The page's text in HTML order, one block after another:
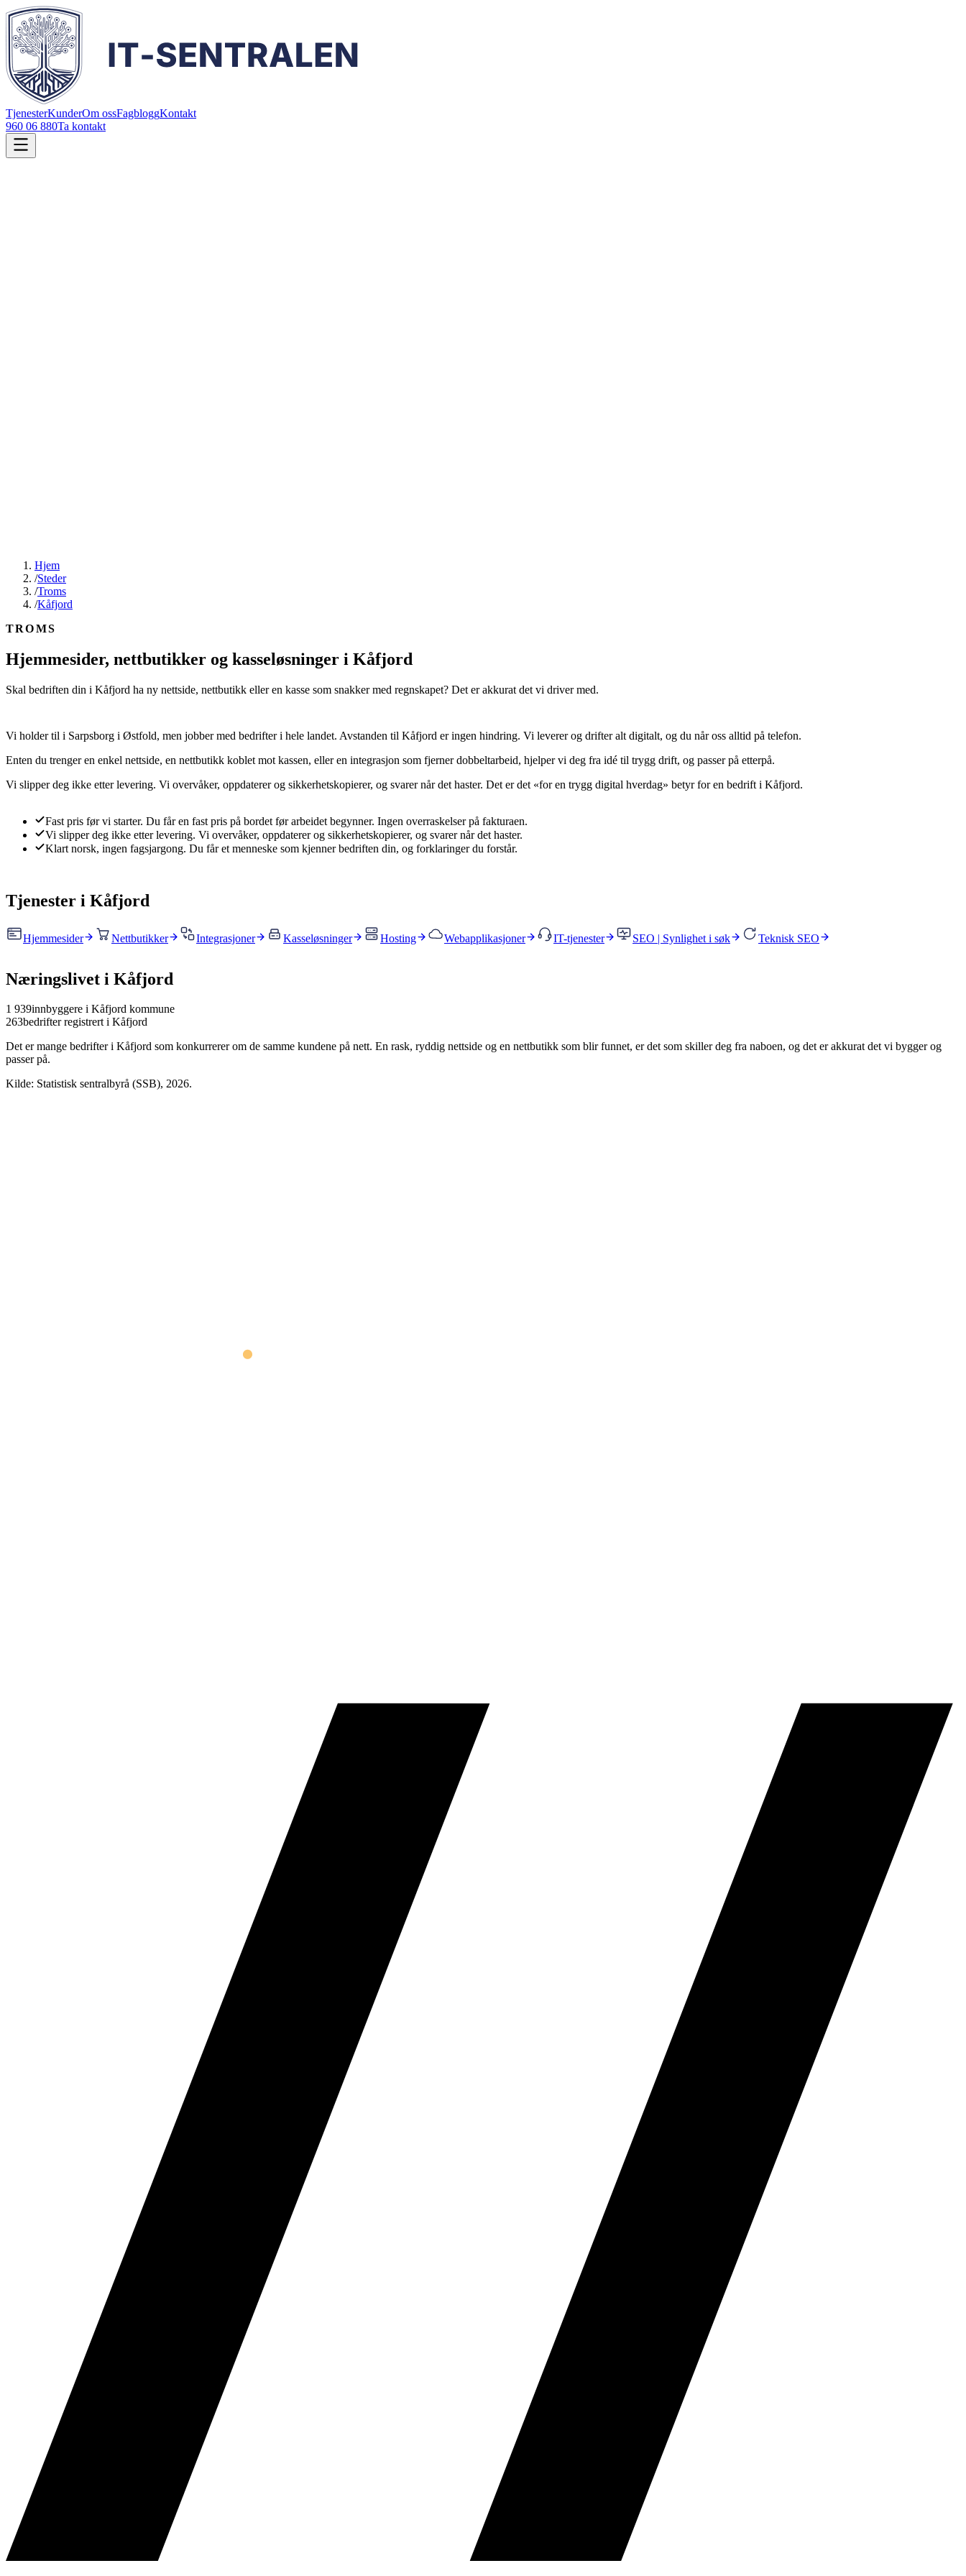
TjenesterKunderOm ossFagbloggKontakt
960 06 880Ta kontakt
Hjem
/Steder
/Troms
/Kåfjord
TROMS
Hjemmesider, nettbutikker og kasseløsninger i Kåfjord
Skal bedriften din i Kåfjord ha ny nettside, nettbutikk eller en kasse som snakker med regnskapet? Det er akkurat det vi driver med.
Vi holder til i Sarpsborg i Østfold, men jobber med bedrifter i hele landet. Avstanden til Kåfjord er ingen hindring. Vi leverer og drifter alt digitalt, og du når oss alltid på telefon.
Enten du trenger en enkel nettside, en nettbutikk koblet mot kassen, eller en integrasjon som fjerner dobbeltarbeid, hjelper vi deg fra idé til trygg drift, og passer på etterpå.
Vi slipper deg ikke etter levering. Vi overvåker, oppdaterer og sikkerhetskopierer, og svarer når det haster. Det er det «for en trygg digital hverdag» betyr for en bedrift i Kåfjord.
Fast pris før vi starter. Du får en fast pris på bordet før arbeidet begynner. Ingen overraskelser på fakturaen.
Vi slipper deg ikke etter levering. Vi overvåker, oppdaterer og sikkerhetskopierer, og svarer når det haster.
Klart norsk, ingen fagsjargong. Du får et menneske som kjenner bedriften din, og forklaringer du forstår.
Tjenester i Kåfjord
Hjemmesider Nettbutikker Integrasjoner Kasseløsninger Hosting Webapplikasjoner IT-tjenester SEO | Synlighet i søk Teknisk SEO
Næringslivet i Kåfjord
1 939innbyggere i Kåfjord kommune
263bedrifter registrert i Kåfjord
Det er mange bedrifter i Kåfjord som konkurrerer om de samme kundene på nett. En rask, ryddig nettside og en nettbutikk som blir funnet, er det som skiller deg fra naboen, og det er akkurat det vi bygger og
passer på.
Kilde: Statistisk sentralbyrå (SSB), 2026.